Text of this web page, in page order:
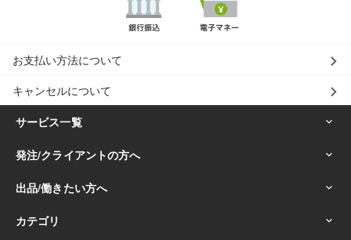
お支払い方法について
キャンセルについて